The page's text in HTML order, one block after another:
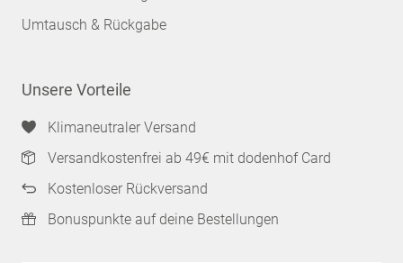
Umtausch & Rückgabe
Unsere Vorteile
Klimaneutraler Versand
Versandkostenfrei ab 49€ mit dodenhof Card
Kostenloser Rückversand
Bonuspunkte auf deine Bestellungen